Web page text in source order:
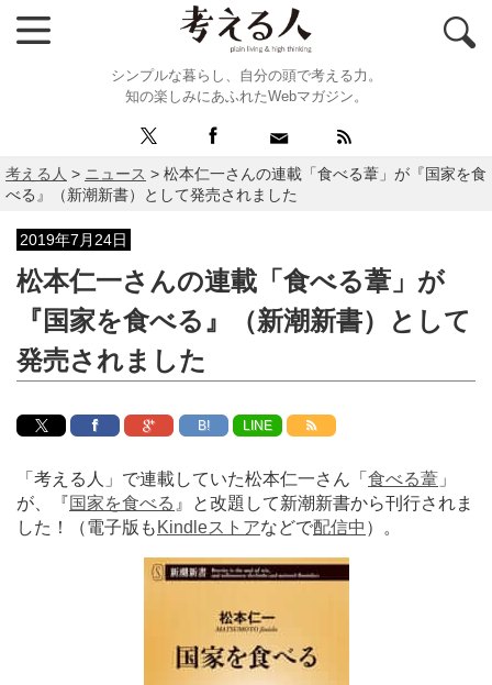
シンプルな暮らし、自分の頭で考える力。
知の楽しみにあふれたWebマガジン。
考える人 > ニュース > 松本仁一さんの連載「食べる葦」が『国家を食
べる』（新潮新書）として発売されました
2019年7月24日
松本仁一さんの連載「食べる葦」が
『国家を食べる』（新潮新書）として
発売されました
B! LINE
「考える人」で連載していた松本仁一さん「 食べる葦 」
が、『国家を食べる 』と改題して新潮新書から刊行されま
した！（電子版も Kindleストアなどで配信中 ）。